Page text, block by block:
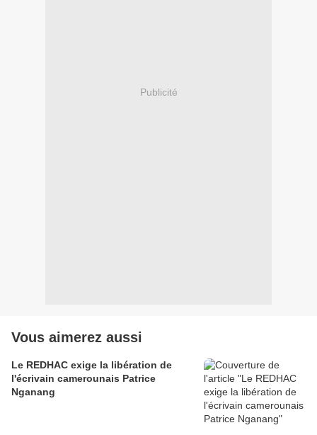
Publicité
Vous aimerez aussi
Le REDHAC exige la libération de
l'écrivain camerounais Patrice
Nganang